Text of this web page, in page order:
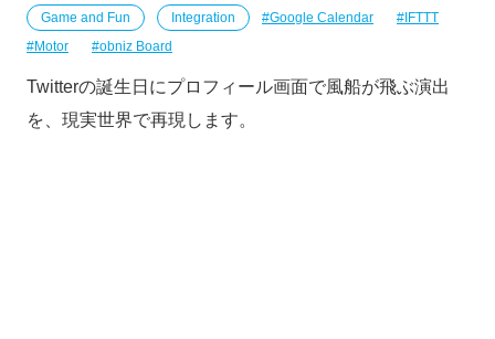
Game and Fun Integration Google Calendar
IFTTT
Motor
obniz Board
Twitterの誕生日にプロフィール画面で風船が飛ぶ演出
を、現実世界で再現します。